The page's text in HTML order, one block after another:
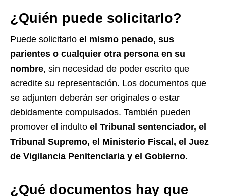
¿Quién puede solicitarlo?
Puede solicitarlo el mismo penado, sus
parientes o cualquier otra persona en su
nombre, sin necesidad de poder escrito que
acredite su representación. Los documentos que
se adjunten deberán ser originales o estar
debidamente compulsados. También pueden
promover el indulto el Tribunal sentenciador, el
Tribunal Supremo, el Ministerio Fiscal, el Juez
de Vigilancia Penitenciaria y el Gobierno.
¿Qué documentos hay que